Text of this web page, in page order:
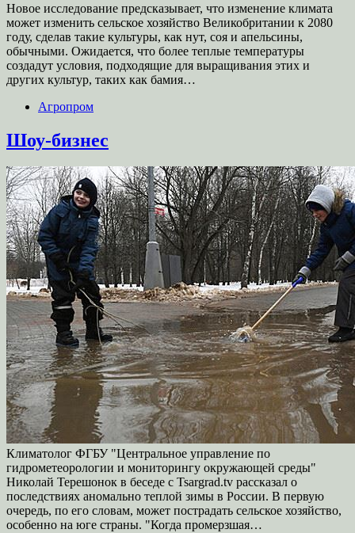
Новое исследование предсказывает, что изменение климата
может изменить сельское хозяйство Великобритании к 2080
году, сделав такие культуры, как нут, соя и апельсины,
обычными. Ожидается, что более теплые температуры
создадут условия, подходящие для выращивания этих и
других культур, таких как бамия…
Агропром
Шоу-бизнес
Климатолог ФГБУ "Центральное управление по
гидрометеорологии и мониторингу окружающей среды"
Николай Терешонок в беседе с Tsargrad.tv рассказал о
последствиях аномально теплой зимы в России. В первую
очередь, по его словам, может пострадать сельское хозяйство,
особенно на юге страны. "Когда промерзшая…